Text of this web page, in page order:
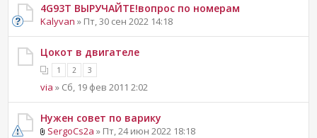
4G93T ВЫРУЧАЙТЕ!вопрос по номерам
Kalyvan » Пт, 30 сен 2022 14:18
Цокот в двигателе
1 2 3
via » Сб, 19 фев 2011 2:02
Нужен совет по варику
SergoCs2a » Пт, 24 июн 2022 18:18